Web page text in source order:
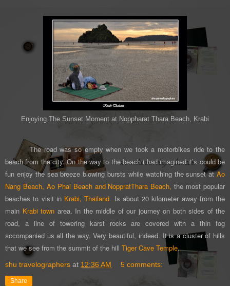
Enjoying The Sunset Moment at Noppharat Thara Beach, Krabi
The road was so empty when we took a motorbikes ride to the
beach from the city.On the way to the beach i had imagined it’s could be
fun enjoy the sea breeze blowing bursts while watching the sunset atAo
Nang Beach, Ao Phai Beachand NoppratThara Beach, the most popular
beaches to visit in Krabi, Thailand. Is about 20 kilometer away from the
main Krabi town area. In the middle of our journey on both sides of the
road, a line of towering karst rocks are covered with a thin fog
accompanied us all the way. Very beautiful, indeed. It is a cluster of hills
that we see from the summit of the hill Tiger Cave Temple.
shu travelographers at 12:36 AM 5 comments:
Share